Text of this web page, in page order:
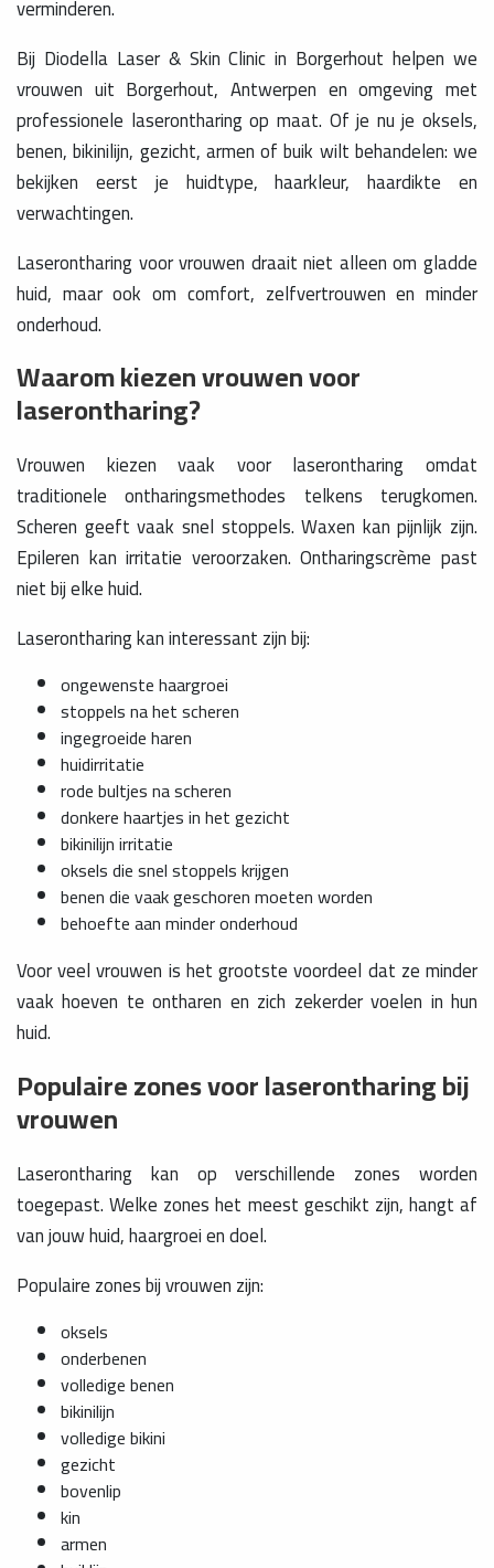
verminderen.
Bij Diodella Laser & Skin Clinic in Borgerhout helpen we
vrouwen uit Borgerhout, Antwerpen en omgeving met
professionele laserontharing op maat. Of je nu je oksels,
benen, bikinilijn, gezicht, armen of buik wilt behandelen: we
bekijken eerst je huidtype, haarkleur, haardikte en
verwachtingen.
Laserontharing voor vrouwen draait niet alleen om gladde
huid, maar ook om comfort, zelfvertrouwen en minder
onderhoud.
Waarom kiezen vrouwen voor
laserontharing?
Vrouwen kiezen vaak voor laserontharing omdat
traditionele ontharingsmethodes telkens terugkomen.
Scheren geeft vaak snel stoppels. Waxen kan pijnlijk zijn.
Epileren kan irritatie veroorzaken. Ontharingscrème past
niet bij elke huid.
Laserontharing kan interessant zijn bij:
ongewenste haargroei
stoppels na het scheren
ingegroeide haren
huidirritatie
rode bultjes na scheren
donkere haartjes in het gezicht
bikinilijn irritatie
oksels die snel stoppels krijgen
benen die vaak geschoren moeten worden
behoefte aan minder onderhoud
Voor veel vrouwen is het grootste voordeel dat ze minder
vaak hoeven te ontharen en zich zekerder voelen in hun
huid.
Populaire zones voor laserontharing bij
vrouwen
Laserontharing kan op verschillende zones worden
toegepast. Welke zones het meest geschikt zijn, hangt af
van jouw huid, haargroei en doel.
Populaire zones bij vrouwen zijn:
oksels
onderbenen
volledige benen
bikinilijn
volledige bikini
gezicht
bovenlip
kin
armen